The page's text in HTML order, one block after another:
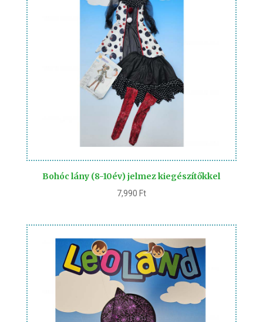
Bohóc lány (8-10év) jelmez kiegészítőkkel
7,990 Ft